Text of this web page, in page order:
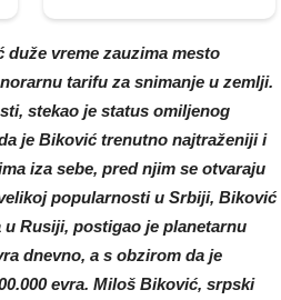
vreme zauzima mesto
tarifu za snimanje u zemlji.
stekao je status omiljenog
je Biković trenutno najtraženiji i
iza sebe, pred njim se otvaraju
popularnosti u Srbiji, Biković
Rusiji, postigao je planetarnu
dnevno, a s obzirom da je
evra. Miloš Biković, srpski